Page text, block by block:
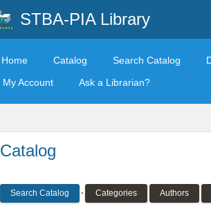
STBA-PIA Library
Home Catalog Search Catalog
My Account
Ask a Librarian?
Catalog
Search Catalog Categories Authors